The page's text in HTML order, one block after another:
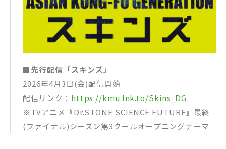
■先行配信「スキンズ」
2026年4月3日(金)配信開始
配信リンク： https://kmu.lnk.to/Skins_DG
※TVアニメ『Dr.STONE SCIENCE FUTURE』最終
(ファイナル)シーズン第3クールオープニングテーマ